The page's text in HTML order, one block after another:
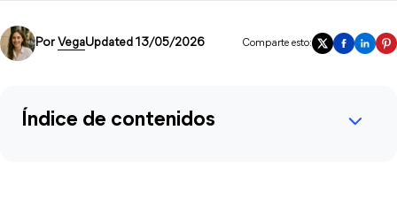
Por VegaUpdated 13/05/2026 Comparte esto:
Índice de contenidos